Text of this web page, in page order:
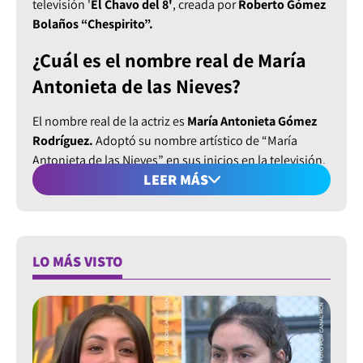
televisión 'El Chavo del 8', creada porRoberto Gómez
Bolaños “Chespirito”.
¿Cuál es el nombre real de María
Antonieta de las Nieves?
El nombre real de la actriz es María Antonieta Gómez
Rodríguez.Adoptó su nombre artístico de “María
Antonieta de las Nieves”en sus inicios en la televisión.
¿Cuántos años tiene María
María Antonieta nació el 22 de diciembre de 1950 en
Ciudad de México.Actualmente tiene 74 años. (agosto
de 2025)
¿Qué estudió María Antonieta de
LEER MÁS
LO MÁS VISTO